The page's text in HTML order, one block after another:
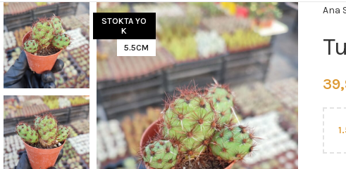
STOKTA YO
K
5.5CM
Ana